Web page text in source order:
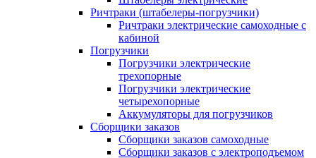
Ричтраки (штабелеры-погрузчики)
Ричтраки электрические самоходные с
кабиной
Погрузчики
Погрузчики электрические
трехопорные
Погрузчики электрические
четырехопорные
Аккумуляторы для погрузчиков
Сборщики заказов
Сборщики заказов самоходные
Сборщики заказов с электроподъемом